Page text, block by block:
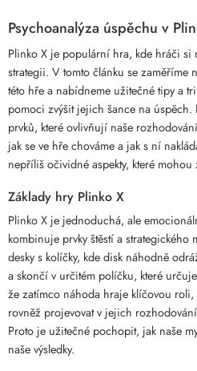
Psychoanalýza úspěchu v
Plinko X je populární hra, kde hráči si
strategii. V tomto článku se zaměříme
této hře a nabídneme užitečné tipy a
pomoci zvýšit jejich šance na
prvků, které ovlivňují naše
jak se ve hře chováme a jak s ní
nepříliš očividné aspekty, které mohou
Základy hry Plinko X
Plinko X je jednoduchá, ale
kombinuje prvky štěstí a
desky s kolíčky, kde disk náhodně
a skončí v určitém políčku, které
že zatímco náhoda hraje klíčovou
rovněž projevovat v jejich
Proto je užitečné pochopit, jak naše
naše výsledky.